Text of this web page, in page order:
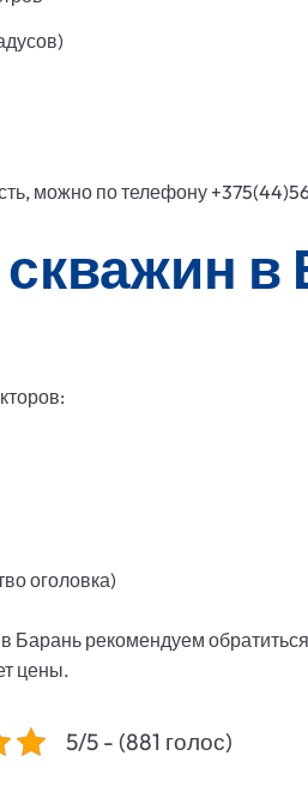
можно по телефону
в
оголовка)
Барань рекомендуем
цены.
5/5 - (881 голос)